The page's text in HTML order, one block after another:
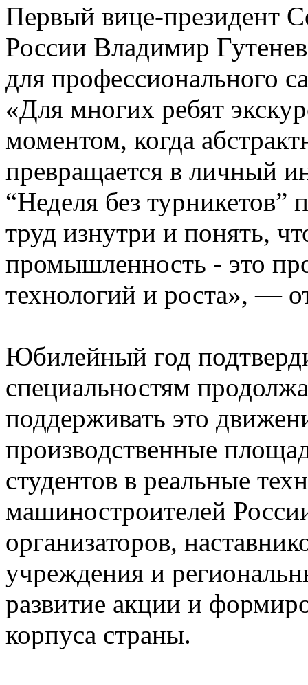
Первый вице-президент
России Владимир
для профессионального
«Для многих ребят
моментом, когда
превращается в личный
“Неделя без турникетов”
труд изнутри и понять,
промышленность - это
технологий и роста», —
Юбилейный год
специальностям
поддерживать это
производственные
студентов в реальные
машиностроителей
организаторов,
учреждения и
развитие акции и
корпуса страны.